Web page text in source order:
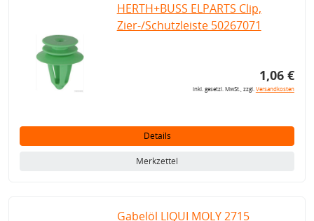
HERTH+BUSS ELPARTS Clip,
Zier-/Schutzleiste 50267071
1,06 €
inkl. gesetzl. MwSt., zzgl.Versandkosten
Details
Merkzettel
Gabelöl LIQUI MOLY 2715